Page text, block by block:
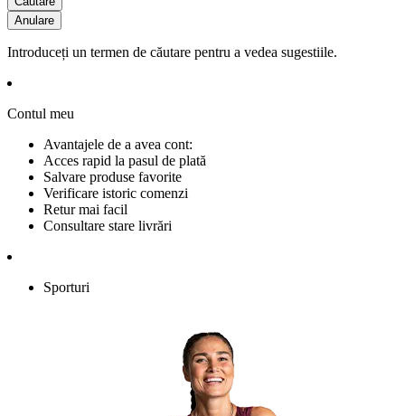
Anulare
Introduceți un termen de căutare pentru a vedea sugestiile.
Contul meu
Avantajele de a avea cont:
Acces rapid la pasul de plată
Salvare produse favorite
Verificare istoric comenzi
Retur mai facil
Consultare stare livrări
Sporturi